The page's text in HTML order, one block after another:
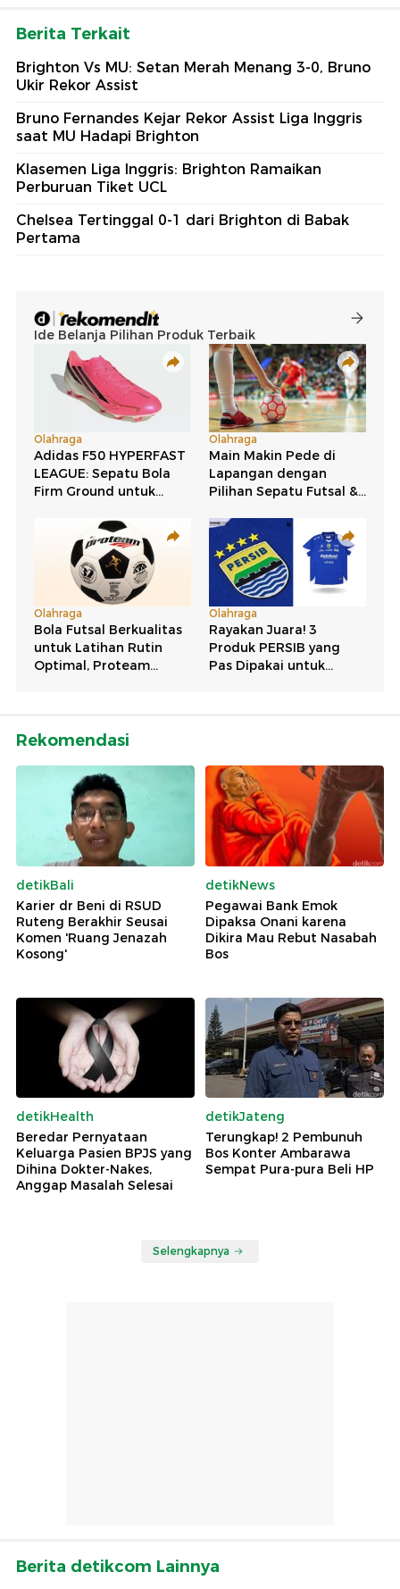
Berita Terkait
Brighton Vs MU: Setan Merah Menang 3-0, Bruno
Ukir Rekor Assist
Bruno Fernandes Kejar Rekor Assist Liga Inggris
saat MU Hadapi Brighton
Klasemen Liga Inggris: Brighton Ramaikan
Perburuan Tiket UCL
Chelsea Tertinggal 0-1 dari Brighton di Babak
Pertama
Rekomendasi
detikBali
Karier dr Beni di RSUD
Ruteng Berakhir Seusai
Komen 'Ruang Jenazah
Kosong'
detikNews
Pegawai Bank Emok
Dipaksa Onani karena
Dikira Mau Rebut Nasabah
Bos
detikHealth
Beredar Pernyataan
Keluarga Pasien BPJS yang
Dihina Dokter-Nakes,
Anggap Masalah Selesai
detikJateng
Terungkap! 2 Pembunuh
Bos Konter Ambarawa
Sempat Pura-pura Beli HP
Selengkapnya
Berita detikcom Lainnya